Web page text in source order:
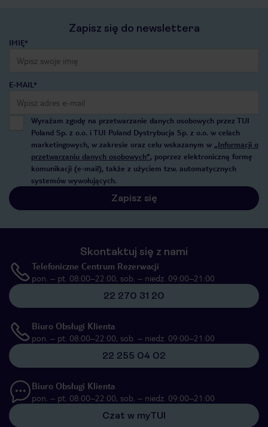
Zapisz się do newslettera
IMIĘ*
E-MAIL*
Wyrażam zgodę na przetwarzanie danych osobowych przez TUI
Poland Sp. z o.o. i TUI Poland Dystrybucja Sp. z o.o. w celach
marketingowych, w zakresie oraz celu wskazanym w „Informacji o
przetwarzaniu danych osobowych”, poprzez elektroniczną formę
komunikacji (e-mail), także z użyciem tzw. automatycznych
systemów wywołujących.
Zapisz się
Skontaktuj się z nami
Telefoniczne Centrum Rezerwacji
pon. – pt. 08:00–22:00, sob. – niedz. 09:00–21:00
22 270 31 20
Biuro Obsługi Klienta
pon. – pt. 08:00–22:00, sob. – niedz. 09:00–21:00
22 255 04 02
Biuro Obsługi Klienta
pon. – pt. 08:00–22:00, sob. – niedz. 09:00–21:00
Czat w myTUI